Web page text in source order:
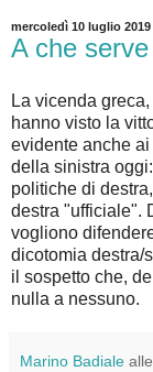
mercoledì 10 luglio 2019
A che
La vicenda
hanno visto la
evidente anche
della sinistra
politiche di
destra "ufficiale".
vogliono
dicotomia destra/
il sospetto che,
nulla a nessuno.
Marino Badiale alle